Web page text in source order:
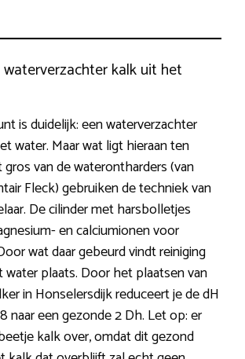
kalk uit het
is duidelijk: een waterverzachter
water. Maar wat ligt hieraan ten
van de waterontharders (van
Fleck) gebruiken de techniek van
De cilinder met harsbolletjes
en calciumionen voor
wat daar gebeurd vindt reiniging
plaats. Door het plaatsen van
in Honselersdijk reduceert je de dH
naar een gezonde 2 Dh. Let op: er
kalk over, omdat dit gezond